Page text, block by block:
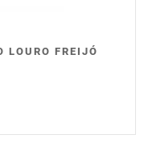
LOURO FREIJÓ